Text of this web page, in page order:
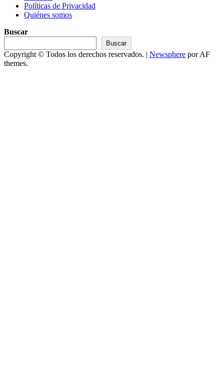
Políticas de Privacidad
Quiénes somos
Buscar
Buscar
Copyright © Todos los derechos reservados. | Newsphere por AF
themes.